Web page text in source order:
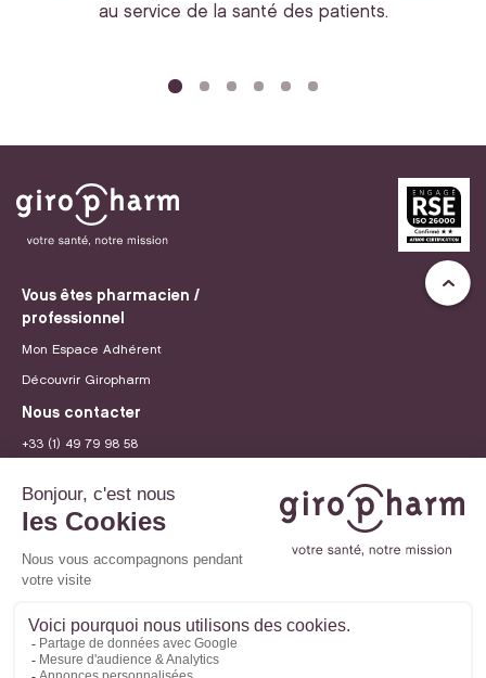
au service de la santé des patients.
Vous êtes pharmacien /
professionnel
Mon Espace Adhérent
Découvrir Giropharm
Nous contacter
+33 (1) 49 79 98 58
Recrutement